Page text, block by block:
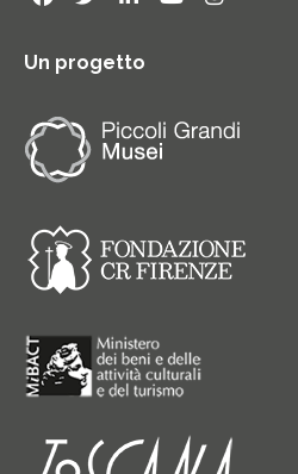
Un progetto